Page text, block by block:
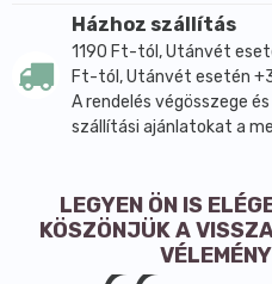
A Hennaplus tartós
hajszínt eredményez, az
elfedésével, és a haj
ápolásával. Tartóssága: 3
formula számos minősített
rozmaring) az
hajért. Jelentősen
tartósságát, erősítik a haj
Házhoz szállítás
1190 Ft-tól, Utánvét
Ft-tól, Utánvét esetén
A rendelés végösszege
szállítási ajánlatokat a
LEGYEN ÖN IS
KÖSZÖNJÜK A